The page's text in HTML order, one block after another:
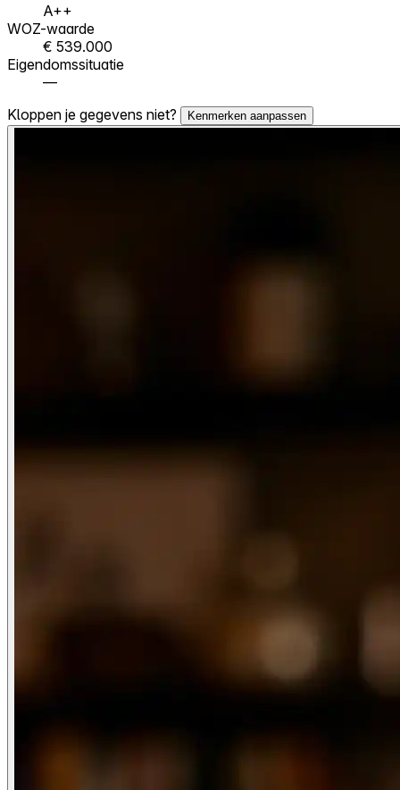
A++
WOZ-waarde
€ 539.000
Eigendomssituatie
—
Kloppen je gegevens niet?
Kenmerken aanpassen